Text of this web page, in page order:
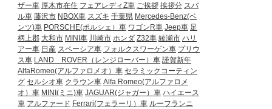
ザー車 厚木市在住 フェアレディZ車 ご挨拶 挨拶分 スバ
ル車 藤沢市 NBOX車 スズキ 千葉県 Mercedes-Benz(ベ
ンツ)車 PORSCHE(ポルシェ）車 ワゴンR車 Jeep車 足
柄上郡 大和市 MINI車 川崎市 ホンダ Z32車 綾瀬市 ハリ
アー車 日産 スペーシア車 フォルクスワーゲン車 プリウ
ス車 LAND ROVER（レンジローバー）車 謹賀新年
AlfaRomeo(アルファロメオ）車 セラミックコーティン
グ セルシオ車 クラウン車 Alfa Romeo(アルファロメ
オ）車 MINI(ミニ)車 JAGUAR(ジャガー）車 ハイエース
車 アルファード Ferrari(フェラーリ）車 ルーフランニ